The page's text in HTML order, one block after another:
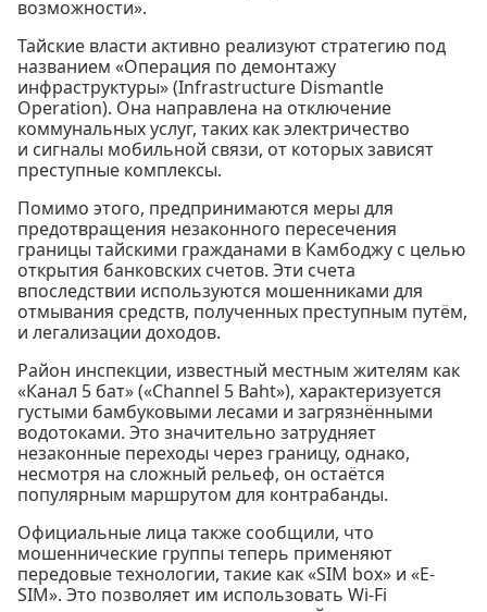
возможности».
Тайские власти активно реализуют стратегию под
названием «Операция по демонтажу
инфраструктуры» (Infrastructure Dismantle
Operation). Она направлена на отключение
коммунальных услуг, таких как электричество
и сигналы мобильной связи, от которых зависят
преступные комплексы.
Помимо этого, предпринимаются меры для
предотвращения незаконного пересечения
границы тайскими гражданами в Камбоджу с целью
открытия банковских счетов. Эти счета
впоследствии используются мошенниками для
отмывания средств, полученных преступным путём,
и легализации доходов.
Район инспекции, известный местным жителям как
«Канал 5 бат» («Channel 5 Baht»), характеризуется
густыми бамбуковыми лесами и загрязнёнными
водотоками. Это значительно затрудняет
незаконные переходы через границу, однако,
несмотря на сложный рельеф, он остаётся
популярным маршрутом для контрабанды.
Официальные лица также сообщили, что
мошеннические группы теперь применяют
передовые технологии, такие как «SIM box» и «E-
SIM». Это позволяет им использовать Wi-Fi